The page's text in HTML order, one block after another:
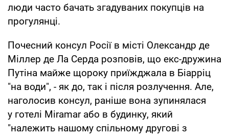
люди часто бачать згадуваних покупців на
прогулянці.
Почесний консул Росії в місті Олександр де
Міллер де Ла Серда розповів, що екс-дружина
Путіна майже щороку приїжджала в Біарріц
"на води", - як до, так і після розлучення. Але,
наголосив консул, раніше вона зупинялася
у готелі Miramar або в будинку, який
"належить нашому спільному другові з